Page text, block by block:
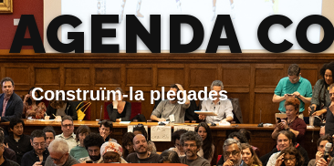
Construïm-la plegades